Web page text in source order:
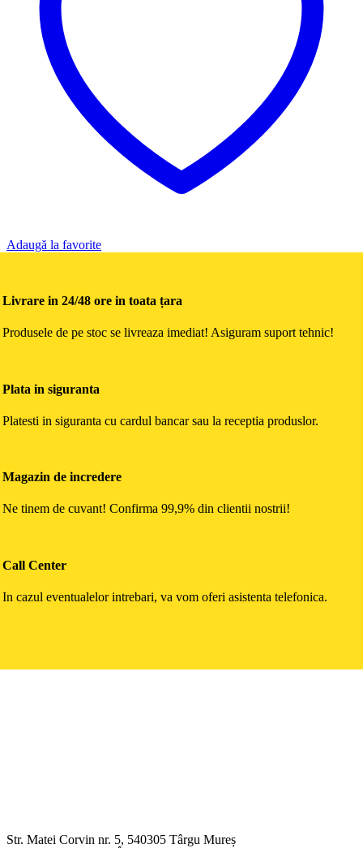
Adaugă la favorite
Livrare in 24/48 ore in toata țara
Produsele de pe stoc se livreaza imediat! Asiguram suport tehnic!
Plata in siguranta
Platesti in siguranta cu cardul bancar sau la receptia produslor.
Magazin de incredere
Ne tinem de cuvant! Confirma 99,9% din clientii nostrii!
Call Center
In cazul eventualelor intrebari, va vom oferi asistenta telefonica.
Str. Matei Corvin nr. 5, 540305 Târgu Mureș